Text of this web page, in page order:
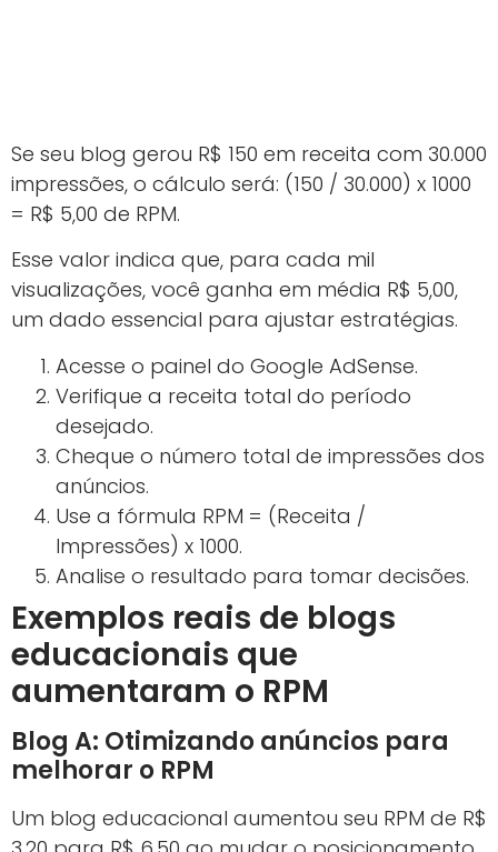
Se seu blog gerou R$ 150 em receita com 30.000
impressões, o cálculo será: (150 / 30.000) x 1000
= R$ 5,00 de RPM.
Esse valor indica que, para cada mil
visualizações, você ganha em média R$ 5,00,
um dado essencial para ajustar estratégias.
Acesse o painel do Google AdSense.
Verifique a receita total do período
desejado.
Cheque o número total de impressões dos
anúncios.
Use a fórmula RPM = (Receita /
Impressões) x 1000.
Analise o resultado para tomar decisões.
Exemplos reais de blogs
educacionais que
aumentaram o RPM
Blog A: Otimizando anúncios para
melhorar o RPM
Um blog educacional aumentou seu RPM de R$